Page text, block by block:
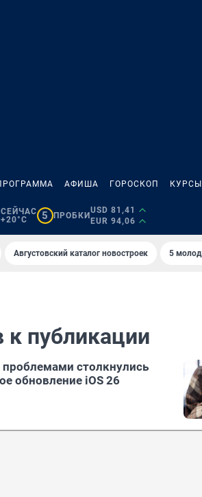
АФИША ГОРОСКОП
СЕЙЧАС
+20°C
5 ПРОБКИ
USD 81,41
EUR 94,06
Августовский каталог новостроек 5
публикации
проблемами столкнулись
обновление iOS 26